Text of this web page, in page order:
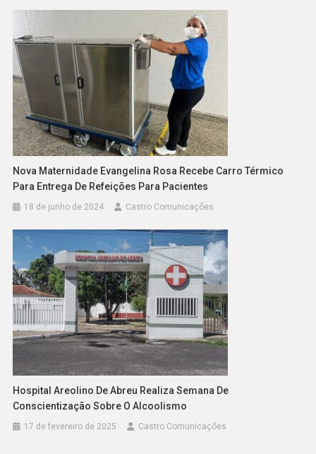
Nova Maternidade Evangelina Rosa Recebe Carro Térmico
Para Entrega De Refeições Para Pacientes
18 de junho de 2024 Castro Comunicações
Hospital Areolino De Abreu Realiza Semana De
Conscientização Sobre O Alcoolismo
17 de fevereiro de 2025 Castro Comunicações